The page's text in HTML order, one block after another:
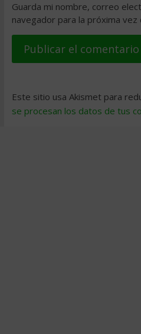
Guarda mi nombre, correo
navegador para la próxima vez
Este sitio usa Akismet para
se procesan los datos de tus